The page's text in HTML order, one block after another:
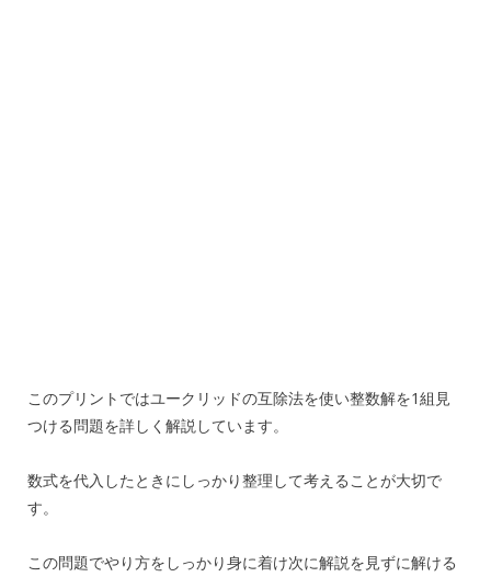
このプリントではユークリッドの互除法を使い整数解を1組見
つける問題を詳しく解説しています。
数式を代入したときにしっかり整理して考えることが大切で
す。
この問題でやり方をしっかり身に着け次に解説を見ずに解ける